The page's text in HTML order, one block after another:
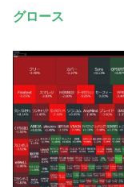
グロース